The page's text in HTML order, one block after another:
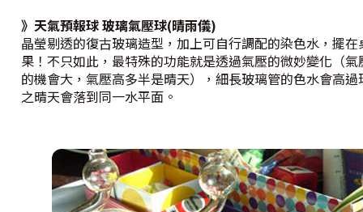
》天氣預報球 玻璃氣壓球(晴雨儀)
晶瑩剔透的復古玻璃造型，加上可自行調配的染色水，擺
果！不只如此，最特殊的功能就是透過氣壓的微妙變化（
的機會大，氣壓高多半是晴天），細長玻璃管的色水會高
之晴天會落到同一水平面。